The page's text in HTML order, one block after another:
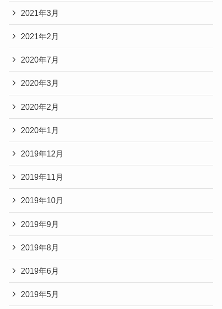
2021年3月
2021年2月
2020年7月
2020年3月
2020年2月
2020年1月
2019年12月
2019年11月
2019年10月
2019年9月
2019年8月
2019年6月
2019年5月